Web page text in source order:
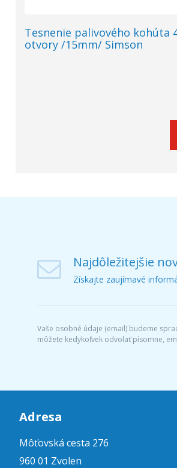
Tesnenie palivového kohúta
otvory /15mm/ Simson
Najdôležitejšie
Získajte zaujímavé
Vaše osobné údaje (email) budeme
môžete kedykoľvek odvolať písomne,
Adresa
Môťovská cesta 276
960 01 Zvolen